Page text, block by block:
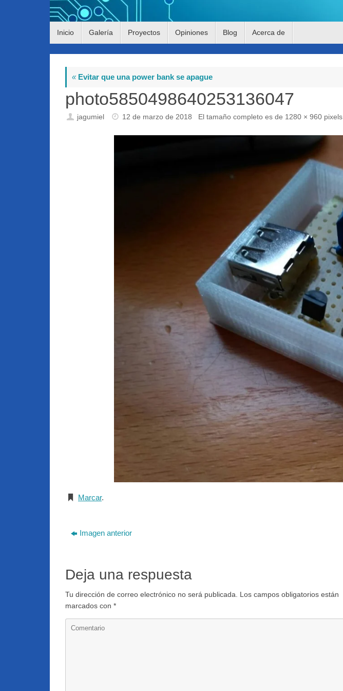
Inicio Galería Proyectos Opiniones Blog Acerca de
«Evitar que una power bank se apague
photo5850498640253136047
jagumiel 12 de marzo de 2018 El tamaño completo es de 1280 × 960 pixels
Marcar.
Imagen anterior
Deja una respuesta
Tu dirección de correo electrónico no será publicada.
Los campos obligatorios están
marcados con *